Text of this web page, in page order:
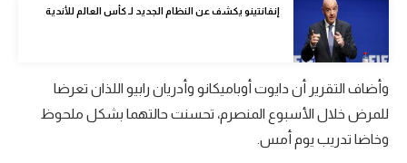
ركن الألعاب
أقسام خاصة
Gamers
إنفانتينو يكشف عن النظام الجديد لـ كأس العالم للأندية
وأضاف التقرير أن دايوت أوباميكانو وأدريان رابيو اللذان تعرضا
للمرض خلال الأسبوع المنصرم، تحسنت حالتهما بشكل ملحوظ
وخاضا تدريب يوم أمس.